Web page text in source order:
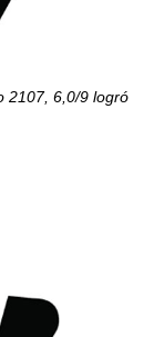
2107, 6,0/9 logró